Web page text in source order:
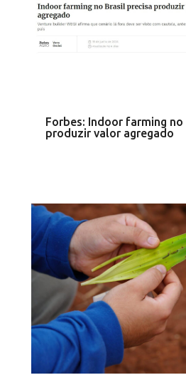
Forbes: Indoor farming no
produzir valor agregado